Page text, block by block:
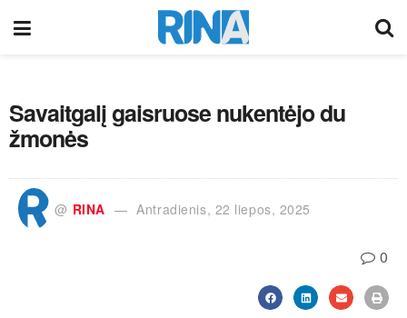
Savaitgalį gaisruose nukentėjo du
žmonės
@ RINA Antradienis, 22 liepos, 2025
0